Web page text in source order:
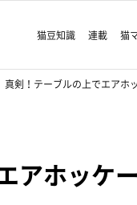
猫豆知識 連載 猫
真剣！テーブルの上でエアホ
アホッケ